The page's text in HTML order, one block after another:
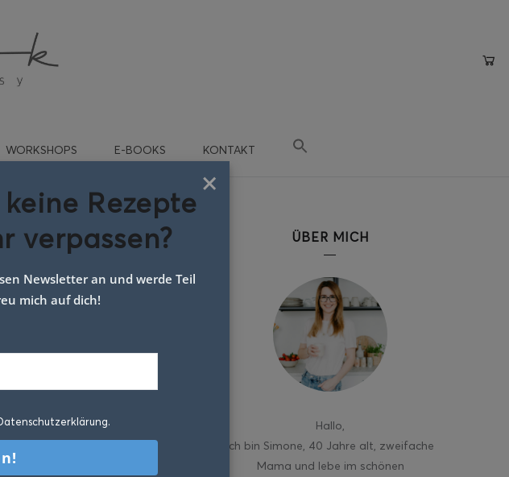
WORKSHOPS E-BOOKS KONTAKT
mit Feta
ÜBER MICH
Hallo
ich bin Simone, 40 Jahre alt, zweifache
Mama und lebe im schönen
×
Rezepte
verpassen?
Newsletter an und werde Teil
mich auf dich!